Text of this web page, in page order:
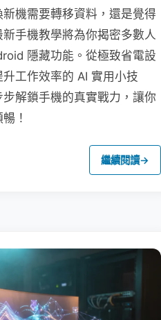
機需要轉移資料，還是覺得
手機教學將為你揭密多數人
隱藏功能。從極致省電設
工作效率的 AI 實用小技
解鎖手機的真實戰力，讓你
！
繼續閱讀→